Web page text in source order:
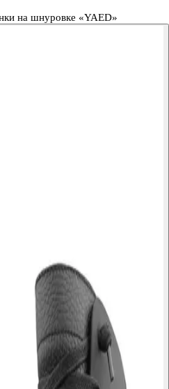
на шнуровке «YAED»